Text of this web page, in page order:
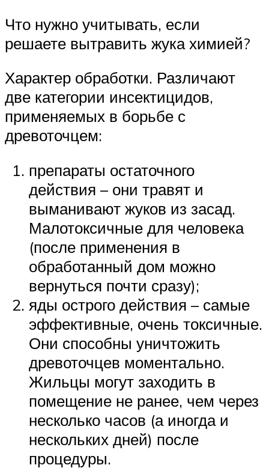
Что нужно учитывать, если
решаете вытравить жука химией?
Характер обработки. Различают
две категории инсектицидов,
применяемых в борьбе с
древоточцем:
препараты остаточного
действия – они травят и
выманивают жуков из засад.
Малотоксичные для человека
(после применения в
обработанный дом можно
вернуться почти сразу);
яды острого действия – самые
эффективные, очень токсичные.
Они способны уничтожить
древоточцев моментально.
Жильцы могут заходить в
помещение не ранее, чем через
несколько часов (а иногда и
нескольких дней) после
процедуры.